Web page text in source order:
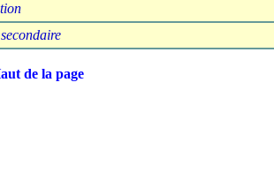
de la page